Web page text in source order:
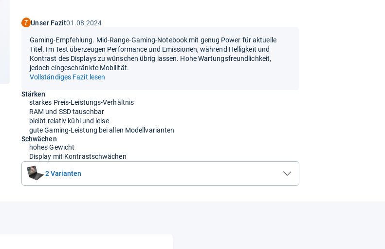
Unser Fazit01.08.2024
Gaming-Empfehlung. Mid-Range-Gaming-Notebook mit genug Power für aktuelle
Titel. Im Test überzeugen Performance und Emissionen, während Helligkeit und
Kontrast des Displays zu wünschen übrig lassen. Hohe Wartungsfreundlichkeit,
jedoch eingeschränkte Mobilität.
Vollständiges Fazit lesen
Stärken
starkes Preis-Leistungs-Verhältnis
RAM und SSD tauschbar
bleibt relativ kühl und leise
gute Gaming-Leistung bei allen Modellvarianten
Schwächen
hohes Gewicht
Display mit Kontrastschwächen
2 Varianten